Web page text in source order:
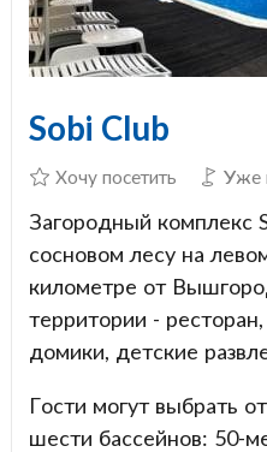
Sobi Club
Хочу посетить Уже
Загородный комплекс
сосновом лесу на
километре от
территории -
домики, детские
Гости могут выбрать
шести бассейнов: 50-